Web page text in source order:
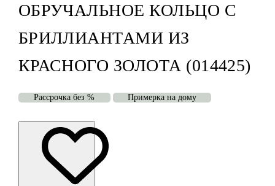
ОБРУЧАЛЬНОЕ КОЛЬЦО С
БРИЛЛИАНТАМИ ИЗ
КРАСНОГО ЗОЛОТА (014425)
Рассрочка без % Примерка на дому